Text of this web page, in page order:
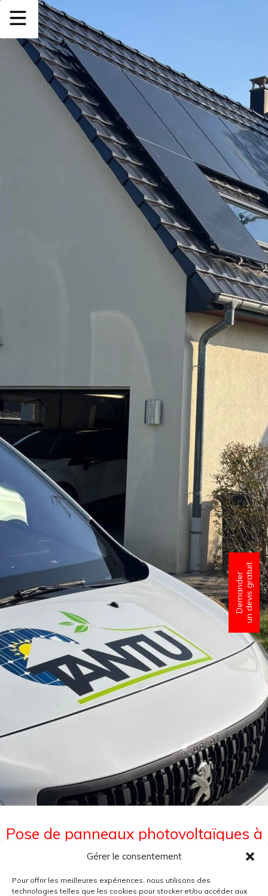
Gérer le consentement
Pour offrir les meilleures expériences, nous utilisons des
technologies telles que les cookies pour stocker et/ou accéder aux
Demanderun devis gratuit
Pose de panneaux photovoltaïques à
Rumersheim
Rumersheim